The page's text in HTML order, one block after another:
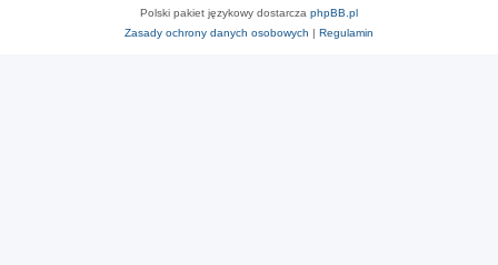
Polski pakiet językowy dostarcza phpBB.pl
Zasady ochrony danych osobowych | Regulamin